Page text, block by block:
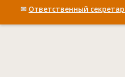
✉ Ответственный